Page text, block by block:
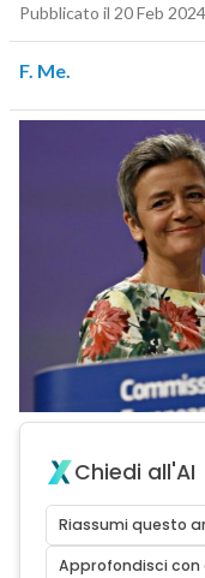
Pubblicato il 20 Feb 2024
F. Me.
Chiedi all'AI
Riassumi questo
Approfondisci